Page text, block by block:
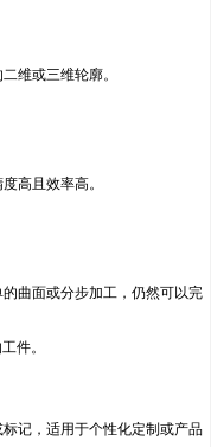
维或三维轮廓。
高且效率高。
曲面或分步加工，仍然可以完
件。
记，适用于个性化定制或产品